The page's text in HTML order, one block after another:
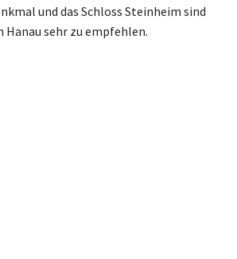
und das Schloss Steinheim sind
Hanau sehr zu empfehlen.